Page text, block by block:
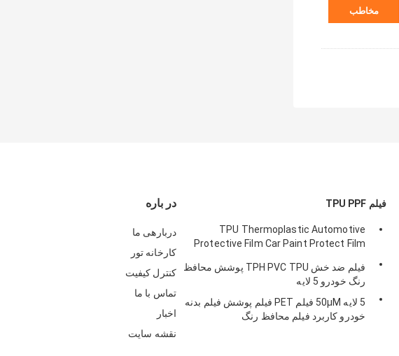
مخاطب
در باره
دربارهی ما
کارخانه تور
کنترل کیفیت
تماس با ما
اخبار
نقشه سایت
فیلم TPU PPF
TPU Thermoplastic Automotive
Protective Film Car Paint Protect Film
فیلم ضد خش TPH PVC TPU پوشش محافظ
رنگ خودرو 5 لایه
5 لایه 50μM فیلم PET فیلم پوشش فیلم بدنه
خودرو کاربرد فیلم محافظ رنگ